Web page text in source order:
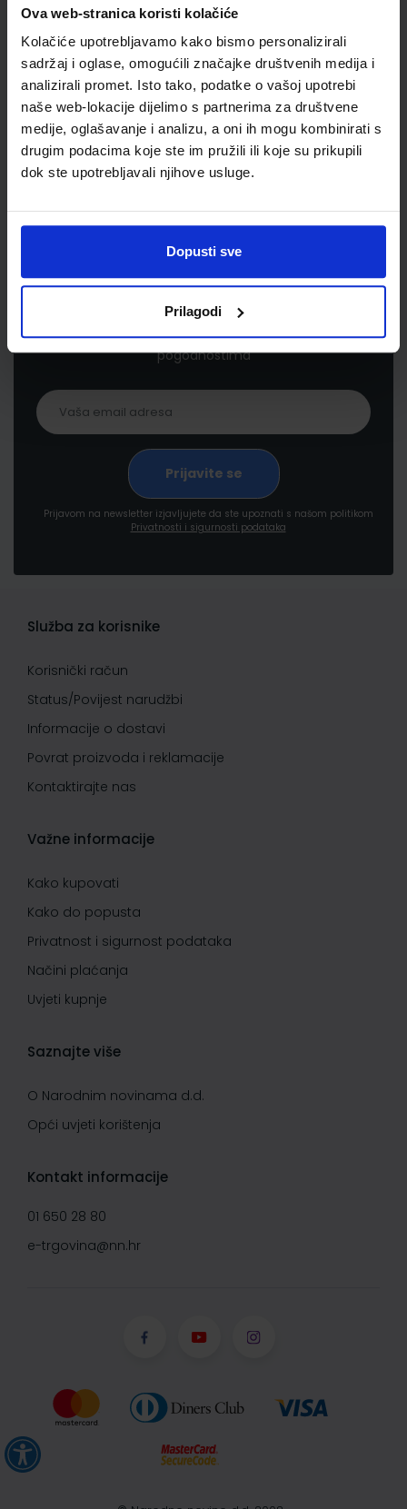
Ova web-stranica koristi kolačiće
Kolačiće upotrebljavamo kako bismo personalizirali
sadržaj i oglase, omogućili značajke društvenih medija i
analizirali promet. Isto tako, podatke o vašoj upotrebi
naše web-lokacije dijelimo s partnerima za društvene
medije, oglašavanje i analizu, a oni ih mogu kombinirati s
drugim podacima koje ste im pružili ili koje su prikupili
dok ste upotrebljavali njihove usluge.
Dopusti sve
Prilagodi
Nastavni predmet
ENGLESKI JEZIK
Reg br min
8170-DOM
Newsletter prijava
Prijavite se kako bi primali informacije o novim
proizvodima i uslugama, akcijama i drugim
pogodnostima
Prijavom na newsletter izjavljujete da ste upoznati s našom politikom
Privatnosti i sigurnosti podataka
Služba za korisnike
Korisnički račun
Status/Povijest narudžbi
Informacije o dostavi
Povrat proizvoda i reklamacije
Kontaktirajte nas
Važne informacije
Kako kupovati
Kako do popusta
Privatnost i sigurnost podataka
Načini plaćanja
Uvjeti kupnje
Saznajte više
O Narodnim novinama d.d.
Opći uvjeti korištenja
Kontakt informacije
01 650 28 80
e-trgovina@nn.hr